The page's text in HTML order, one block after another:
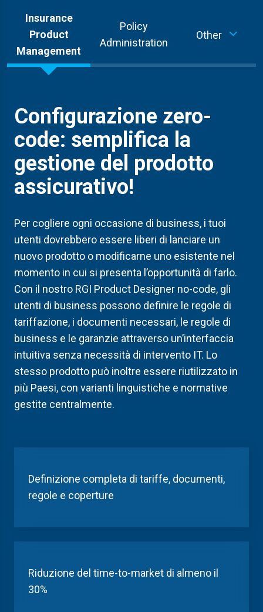
Insurance
Product
Management
Policy
Administration
Other
Configurazione zero-
code: semplifica la
gestione del prodotto
assicurativo!
Per cogliere ogni occasione di business, i tuoi
utenti dovrebbero essere liberi di lanciare un
nuovo prodotto o modificarne uno esistente nel
momento in cui si presenta l’opportunità di farlo.
Con il nostro RGI Product Designer no-code, gli
utenti di business possono definire le regole di
tariffazione, i documenti necessari, le regole di
business e le garanzie attraverso un’interfaccia
intuitiva senza necessità di intervento IT. Lo
stesso prodotto può inoltre essere riutilizzato in
più Paesi, con varianti linguistiche e normative
gestite centralmente.
Definizione completa di tariffe, documenti,
regole e coperture
Riduzione del time-to-market di almeno il
30%